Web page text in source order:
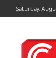
to
Saturday,